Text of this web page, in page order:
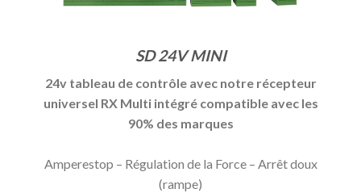
SD 24V MINI
24v tableau de contrôle avec notre récepteur
universel RX Multi intégré compatible avec les
90% des marques
Amperestop – Régulation de la Force – Arrêt doux
(rampe)